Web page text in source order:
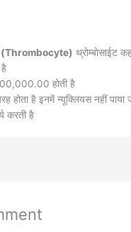
(Thrombocyte) थ्रोम्बोसाईट
होती है
होता है इनमें न्यूक्लियस नहीं पाया
करती है